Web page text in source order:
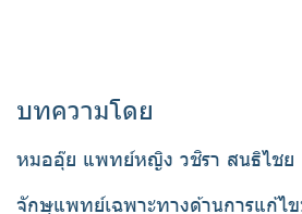
บทความโดย
หมออุ๊ย แพทย์หญิง วชิรา สนธิไชย
จักษุแพทย์เฉพาะทางด้านการแก้ไ